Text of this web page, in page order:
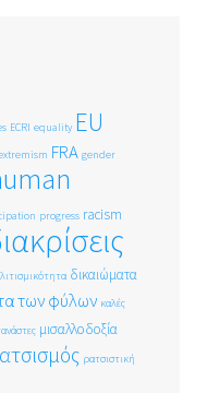
ECRI equality EU
FRA gender
progress racism
δικαιώματα
των φύλων καλές
μισαλλοδοξία
ρατσιστική